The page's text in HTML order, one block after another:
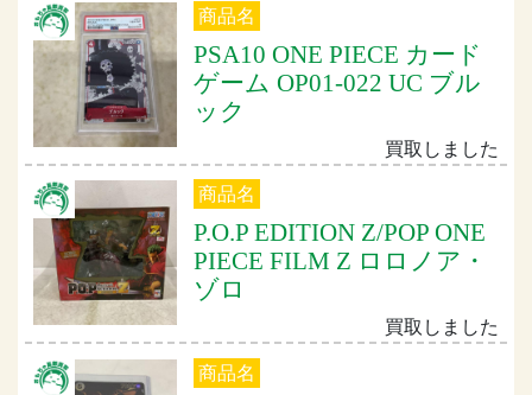
商品名
PSA10 ONE PIECE カード
ゲーム OP01-022 UC ブル
ック
買取しました
商品名
P.O.P EDITION Z/POP ONE
PIECE FILM Z ロロノア・
ゾロ
買取しました
商品名